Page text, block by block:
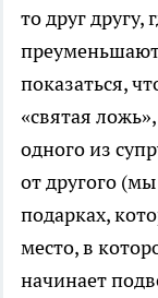
то друг другу,
показаться,
«святая
одного из
от другого
подарках,
место, в
начинает